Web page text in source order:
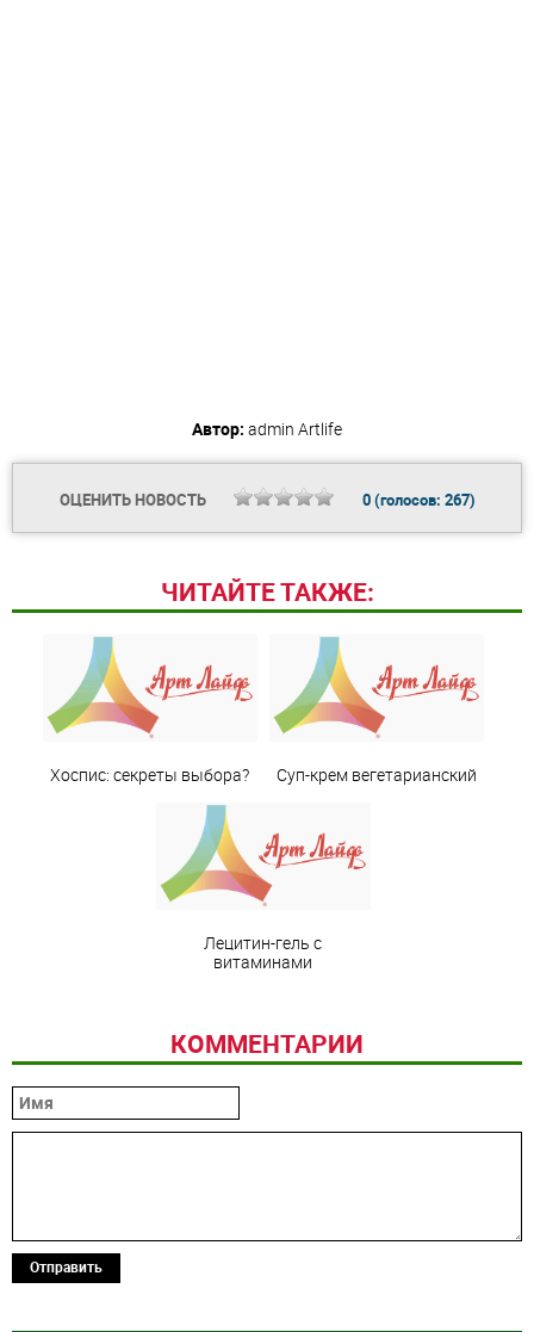
Автор: admin Artlife
ОЦЕНИТЬ НОВОСТЬ 0(голосов: 267)
ЧИТАЙТЕ ТАКЖЕ:
Хоспис: секреты выбора? Суп-крем вегетарианский
Лецитин-гель с
витаминами
КОММЕНТАРИИ
Отправить